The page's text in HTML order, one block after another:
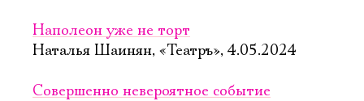
Наполеон уже не торт
Наталья Шаинян, «Театръ», 4.05.2024
Совершенно невероятное событие